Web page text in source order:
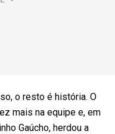
o resto é história. O
mais na equipe e, em
Gaúcho, herdou a